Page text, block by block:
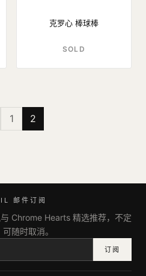
克罗心 棒球棒
SOLD
1 2
邮件订阅
Chrome Hearts 精选推荐，不定
随时取消。
订阅